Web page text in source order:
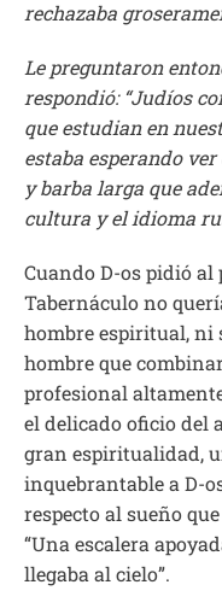
rechazaba
Le preguntaron
respondió: “Judíos
que estudian en
estaba esperando
y barba larga que
cultura y el idioma
Cuando D-os pidió
Tabernáculo no
hombre espiritual, ni
hombre que
profesional
el delicado oficio del
gran espiritualidad,
inquebrantable a D-
respecto al sueño
“Una escalera
llegaba al cielo”.